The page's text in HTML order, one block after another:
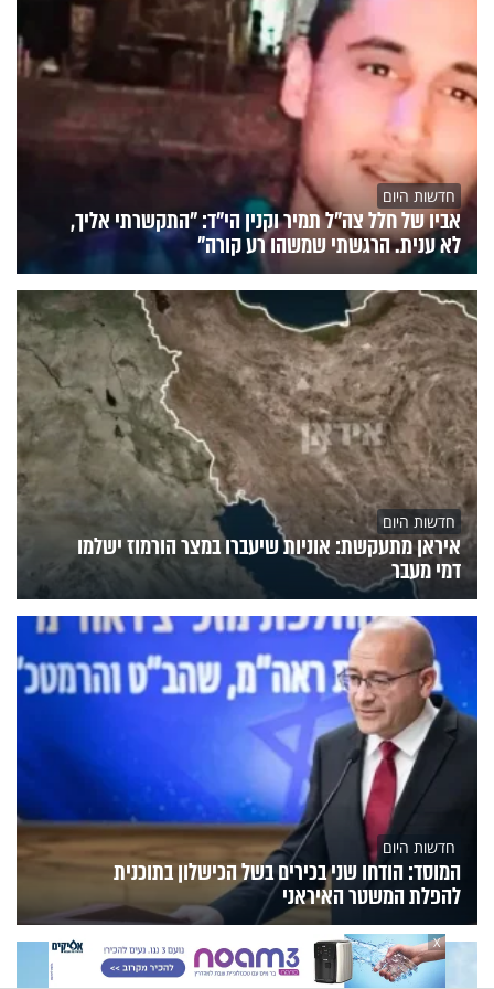
חדשות היום
אביו של חלל צה"ל תמיר וקנין הי"ד: "התקשרתי אליך,
לא ענית. הרגשתי שמשהו רע קורה"
חדשות היום
איראן מתעקשת: אוניות שיעברו במצר הורמוז ישלמו
דמי מעבר
חדשות היום
המוסד: הודחו שני בכירים בשל הכישלון בתוכנית
להפלת המשטר האיראני
X